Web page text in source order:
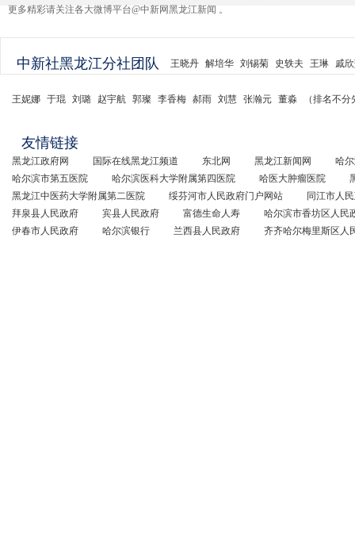
更多精彩请关注各大微博平台@中新网黑龙江新闻 。
中新社黑龙江分社团队 王晓丹 解培华 刘锡菊 史轶夫 王琳 戚
王妮娜 于琨 刘璐 赵宇航 郭璨 李香梅 郝雨 刘慧 张瀚元 董淼 （排名不
友情链接
黑龙江政府网 国际在线黑龙江频道 东北网 黑龙江新闻网
哈
哈尔滨市第五医院
哈尔滨医科大学附属第四医院 哈医大肿瘤医院
黑龙江中医药大学附属第二医院
绥芬河市人民政府门户网站
同江市人
拜泉县人民政府
宾县人民政府 富德生命人寿
哈尔滨市香坊区人民
伊春市人民政府
哈尔滨银行 兰西县人民政府 齐齐哈尔梅里斯区人